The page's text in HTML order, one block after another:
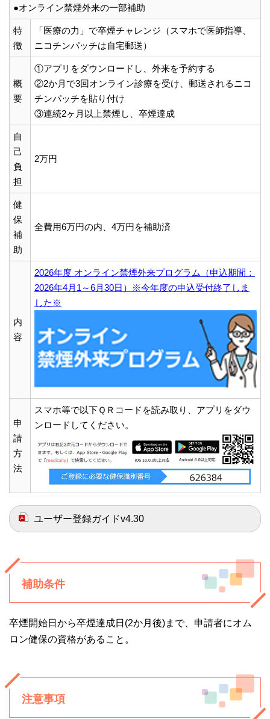
●オンライン禁煙外来の一部補助
特
徴
「医療の力」で卒煙チャレンジ（スマホで医師指導、
ニコチンパッチは自宅郵送）
概
要
①アプリをダウンロードし、外来を予約する
②2か月で3回オンライン診療を受け、郵送されるニコ
チンパッチを貼り付け
③連続2ヶ月以上禁煙し、卒煙達成
自
己
負
担
2万円
健
保
補
助
全費用6万円の内、4万円を補助済
内
容
2026年度 オンライン禁煙外来プログラム（申込期間：
2026年4月1～6月30日）※今年度の申込受付終了しま
した※
申
請
方
法
スマホ等で以下ＱＲコードを読み取り、アプリをダウ
ンロードしてください。
ユーザー登録ガイドv4.30
補助条件
卒煙開始日から卒煙達成日(2か月後)まで、申請者にオム
ロン健保の資格があること。
注意事項